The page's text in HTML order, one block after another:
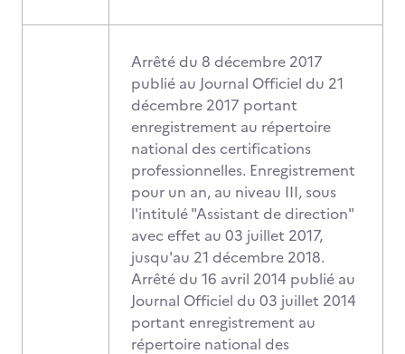
Arrêté du 8 décembre 2017
publié au Journal Officiel du 21
décembre 2017 portant
enregistrement au répertoire
national des certifications
professionnelles. Enregistrement
pour un an, au niveau III, sous
l'intitulé "Assistant de direction"
avec effet au 03 juillet 2017,
jusqu'au 21 décembre 2018.
Arrêté du 16 avril 2014 publié au
Journal Officiel du 03 juillet 2014
portant enregistrement au
répertoire national des